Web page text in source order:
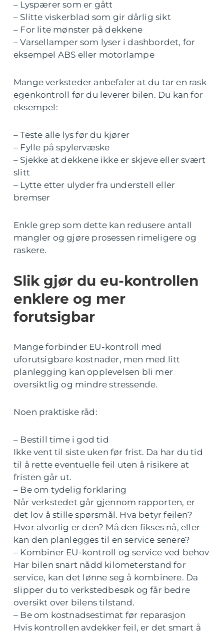
– Lyspærer som er gått
– Slitte viskerblad som gir dårlig sikt
– For lite mønster på dekkene
– Varsellamper som lyser i dashbordet, for
eksempel ABS eller motorlampe
Mange verksteder anbefaler at du tar en rask
egenkontroll før du leverer bilen. Du kan for
eksempel:
– Teste alle lys før du kjører
– Fylle på spylervæske
– Sjekke at dekkene ikke er skjeve eller svært
slitt
– Lytte etter ulyder fra understell eller
bremser
Enkle grep som dette kan redusere antall
mangler og gjøre prosessen rimeligere og
raskere.
Slik gjør du eu-kontrollen
enklere og mer
forutsigbar
Mange forbinder EU-kontroll med
uforutsigbare kostnader, men med litt
planlegging kan opplevelsen bli mer
oversiktlig og mindre stressende.
Noen praktiske råd:
– Bestill time i god tid
Ikke vent til siste uken før frist. Da har du tid
til å rette eventuelle feil uten å risikere at
fristen går ut.
– Be om tydelig forklaring
Når verkstedet går gjennom rapporten, er
det lov å stille spørsmål. Hva betyr feilen?
Hvor alvorlig er den? Må den fikses nå, eller
kan den planlegges til en service senere?
– Kombiner EU-kontroll og service ved behov
Har bilen snart nådd kilometerstand for
service, kan det lønne seg å kombinere. Da
slipper du to verkstedbesøk og får bedre
oversikt over bilens tilstand.
– Be om kostnadsestimat før reparasjon
Hvis kontrollen avdekker feil, er det smart å